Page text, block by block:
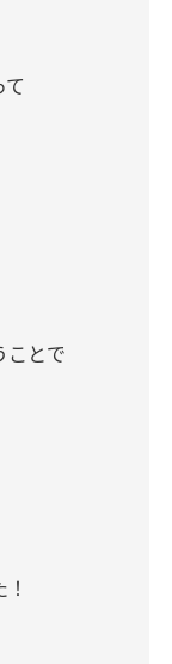
ことで